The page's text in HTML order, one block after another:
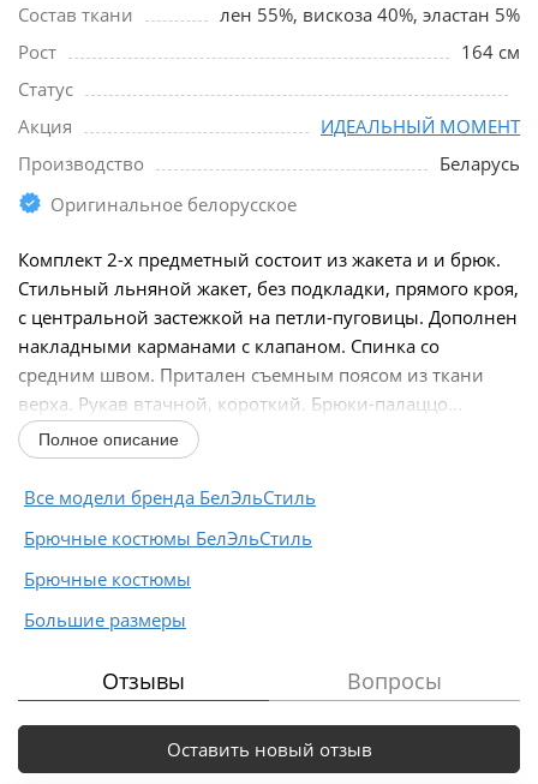
Состав ткани
лен 55%, вискоза 40%, эластан 5%
Рост
164 см
Статус
Акция
ИДЕАЛЬНЫЙ МОМЕНТ
Производство
Беларусь
Оригинальное белорусское
Комплект 2-х предметный состоит из жакета и и брюк.
Стильный льняной жакет, без подкладки, прямого кроя,
с центральной застежкой на петли-пуговицы. Дополнен
накладными карманами с клапаном. Спинка со
средним швом. Притален съемным поясом из ткани
верха. Рукав втачной, короткий. Брюки-палаццо...
Полное описание
Все модели бренда БелЭльСтиль
Брючные костюмы БелЭльСтиль
Брючные костюмы
Большие размеры
Отзывы Вопросы
Оставить новый отзыв